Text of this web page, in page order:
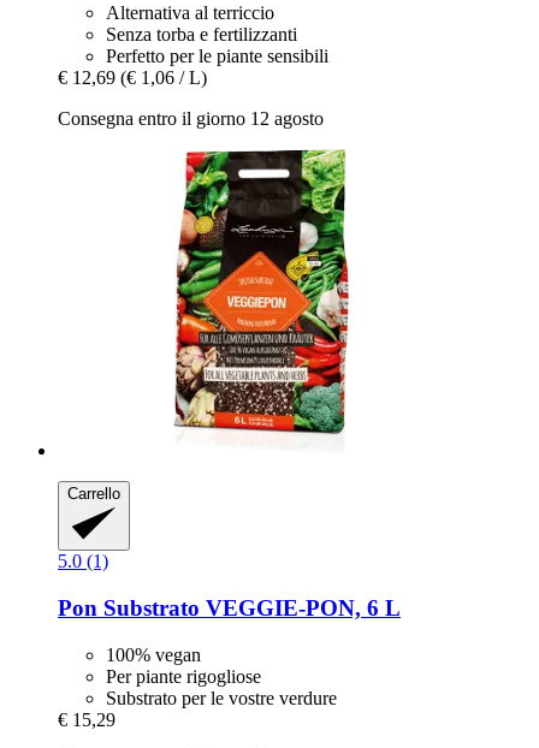
Alternativa al terriccio
Senza torba e fertilizzanti
Perfetto per le piante sensibili
€ 12,69 (€ 1,06 / L)
Consegna entro il giorno 12 agosto
Carrello
5.0 (1)
Pon Substrato VEGGIE-​PON, 6 L
100% vegan
Per piante rigogliose
Substrato per le vostre verdure
€ 15,29